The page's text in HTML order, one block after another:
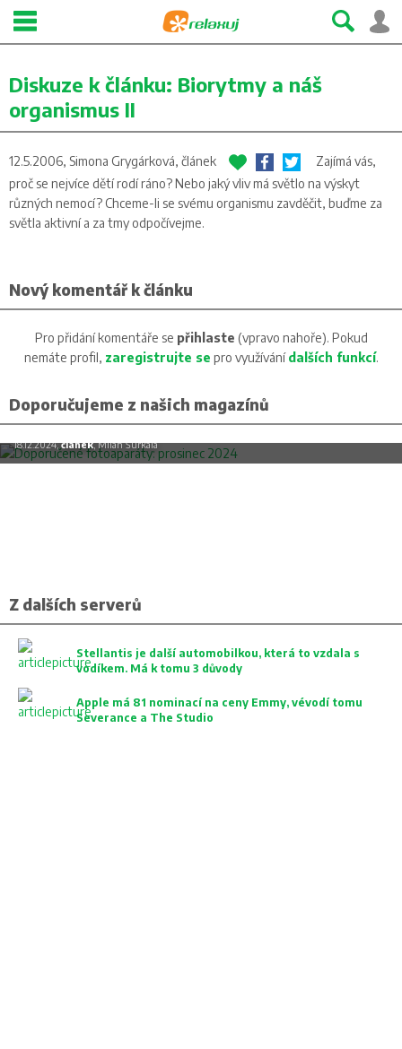
Diskuze k článku: Biorytmy a náš
organismus II
12.5.2006, Simona Grygárková, článek
Zajímá vás,
proč se nejvíce dětí rodí ráno? Nebo jaký vliv má světlo na výskyt
různých nemocí? Chceme-li se svému organismu zavděčit, buďme za
světla aktivní a za tmy odpočívejme.
Nový komentář k článku
Pro přidání komentáře se přihlaste (vpravo nahoře). Pokud
nemáte profil, zaregistrujte se pro využívánídalších funkcí.
Doporučujeme z našich magazínů
Doporučené fotoaparáty: prosinec 2024
18.12.2024,článek, Milan Šurkala
Z dalších serverů
Stellantis je další automobilkou, která to vzdala s
vodíkem. Má k tomu 3 důvody
Apple má 81 nominací na ceny Emmy, vévodí tomu
Severance a The Studio